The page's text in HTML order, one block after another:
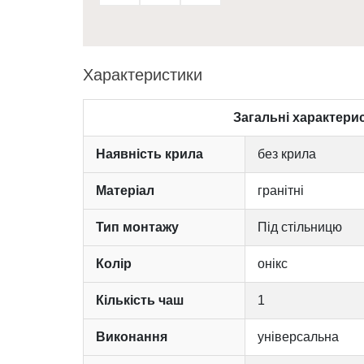
Характеристики
Загальні
Наявність крила без крила
Матеріал гранітні
Тип монтажу Під стільницю
Колір онікс
Кількість чаш 1
Виконання універсальна